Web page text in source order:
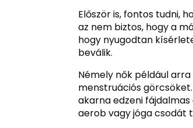
Először is, fontos tudni,
az nem biztos, hogy a
hogy nyugodtan
beválik.
Némely nők például
menstruációs
akarna edzeni
aerob vagy jóga csodát